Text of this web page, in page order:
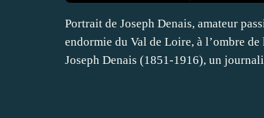
Portrait de Joseph Denais, amateur
endormie du Val de Loire, à l’ombre
Joseph Denais (1851-1916), un